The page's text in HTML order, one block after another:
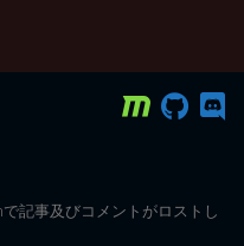
で記事及びコメントがロストし